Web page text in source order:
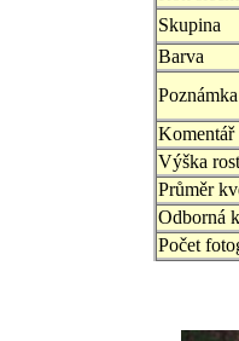
Skupina
Barva
Poznámka
Komentář
Výška
Průměr
Odborná
Počet